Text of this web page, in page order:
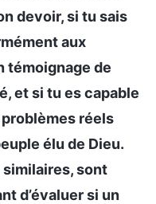
devoir, si tu sais
aux
témoignage de
et si tu es capable
réels
élu de Dieu.
sont
d’évaluer si un